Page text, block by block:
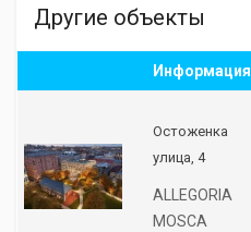
Другие объекты
Информация
Остоженка
улица, 4
ALLEGORIA
MOSCA